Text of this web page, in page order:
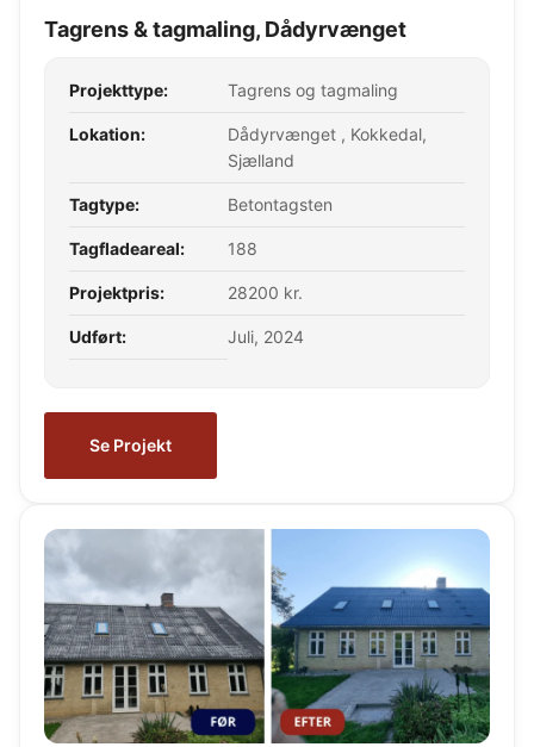
Tagrens & tagmaling, Dådyrvænget
Projekttype: Tagrens og tagmaling
Lokation:
Dådyrvænget , Kokkedal,
Sjælland
Tagtype: Betontagsten
Tagfladeareal: 188
Projektpris: 28200 kr.
Udført: Juli, 2024
Se Projekt